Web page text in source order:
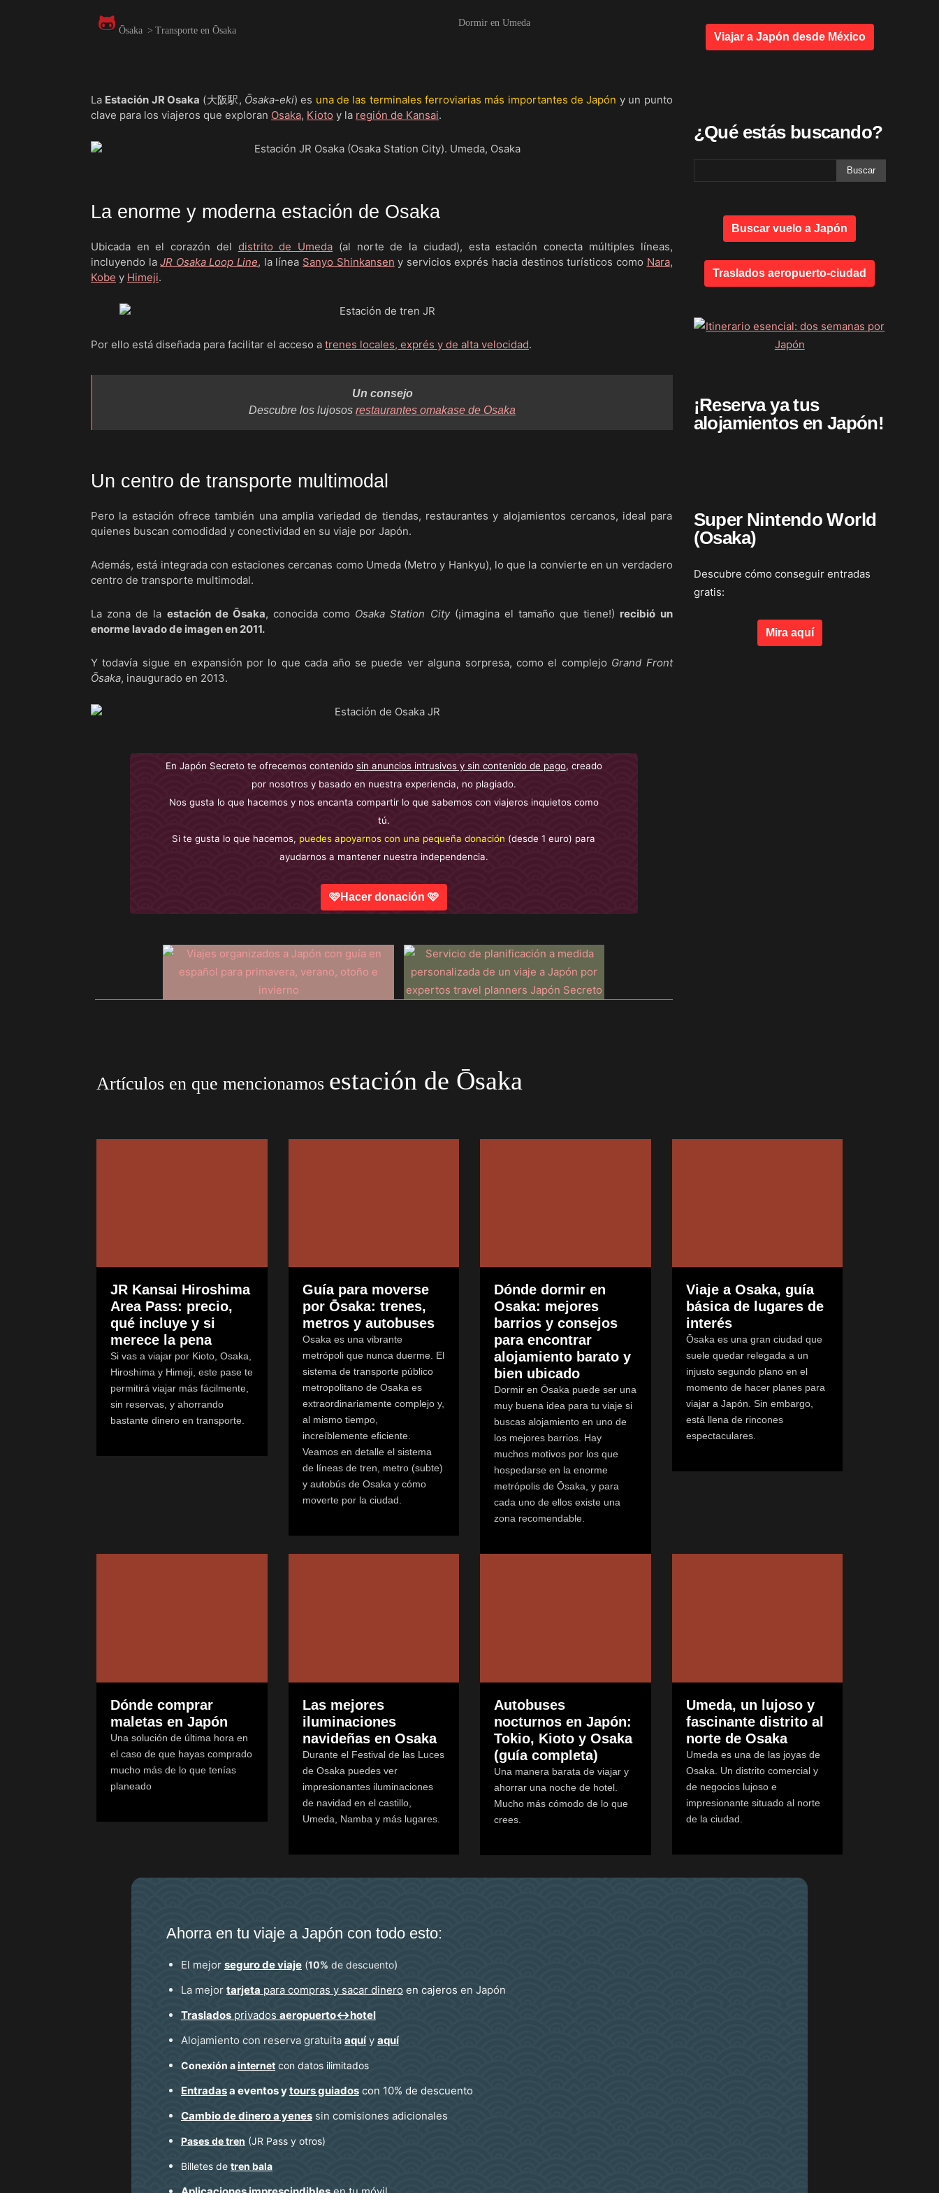
Ōsaka > Transporte en Ōsaka
Dormir en Umeda
La Estación JR Osaka (大阪駅, Ōsaka-eki) es una de las terminales ferroviarias más importantes de Japón y un punto
clave para los viajeros que exploran Osaka, Kioto y la región de Kansai.
La enorme y moderna estación de Osaka
Ubicada en el corazón del distrito de Umeda (al norte de la ciudad), esta estación conecta múltiples líneas,
incluyendo laJR Osaka Loop Line, la línea Sanyo Shinkansen y servicios exprés hacia destinos turísticos como Nara,
Kobe y Himeji.
Por ello está diseñada para facilitar el acceso a trenes locales, exprés y de alta velocidad.
Un consejo
Descubre los lujososrestaurantes omakase de Osaka
Un centro de transporte multimodal
Pero la estación ofrece también una amplia variedad de tiendas, restaurantes y alojamientos cercanos, ideal para
quienes buscan comodidad y conectividad en su viaje por Japón.
Además, está integrada con estaciones cercanas como Umeda (Metro y Hankyu), lo que la convierte en un verdadero
centro de transporte multimodal.
La zona de la estación de Ōsaka, conocida como Osaka Station City(¡imagina el tamaño que tiene!) recibió un
enorme lavado de imagen en 2011.
Y todavía sigue en expansión por lo que cada año se puede ver alguna sorpresa, como el complejo Grand Front
Ōsaka, inaugurado en 2013.
En Japón Secreto te ofrecemos contenido sin anuncios intrusivos y sin contenido de pago, creado
por nosotros y basado en nuestra experiencia, no plagiado.
Nos gusta lo que hacemos y nos encanta compartir lo que sabemos con viajeros inquietos como
tú.
Si te gusta lo que hacemos, puedes apoyarnos con una pequeña donación (desde 1 euro) para
ayudarnos a mantener nuestra independencia.
🩷Hacer donación 🩷
Viajar a Japón desde México
¿Qué estás buscando?
Buscar vuelo a Japón
Traslados aeropuerto-ciudad
¡Reserva ya tus
alojamientos en Japón!
Super Nintendo World
(Osaka)
Descubre cómo conseguir entradas
gratis:
Mira aquí
Artículos en que mencionamos estación de Ōsaka
JR Kansai Hiroshima
Area Pass: precio,
qué incluye y si
merece la pena
Si vas a viajar por Kioto, Osaka,
Hiroshima y Himeji, este pase te
permitirá viajar más fácilmente,
sin reservas, y ahorrando
bastante dinero en transporte.
Guía para moverse
por Ōsaka: trenes,
metros y autobuses
Osaka es una vibrante
metrópoli que nunca duerme. El
sistema de transporte público
metropolitano de Osaka es
extraordinariamente complejo y,
al mismo tiempo,
increíblemente eficiente.
Veamos en detalle el sistema
de líneas de tren, metro (subte)
y autobús de Osaka y cómo
moverte por la ciudad.
Dónde dormir en
Osaka: mejores
barrios y consejos
para encontrar
alojamiento barato y
bien ubicado
Dormir en Ōsaka puede ser una
muy buena idea para tu viaje si
buscas alojamiento en uno de
los mejores barrios. Hay
muchos motivos por los que
hospedarse en la enorme
metrópolis de Ōsaka, y para
cada uno de ellos existe una
zona recomendable.
Viaje a Osaka, guía
básica de lugares de
interés
Ōsaka es una gran ciudad que
suele quedar relegada a un
injusto segundo plano en el
momento de hacer planes para
viajar a Japón. Sin embargo,
está llena de rincones
espectaculares.
Dónde comprar
maletas en Japón
Una solución de última hora en
el caso de que hayas comprado
mucho más de lo que tenías
planeado
Las mejores
iluminaciones
navideñas en Osaka
Durante el Festival de las Luces
de Osaka puedes ver
impresionantes iluminaciones
de navidad en el castillo,
Umeda, Namba y más lugares.
Autobuses
nocturnos en Japón:
Tokio, Kioto y Osaka
(guía completa)
Una manera barata de viajar y
ahorrar una noche de hotel.
Mucho más cómodo de lo que
crees.
Umeda, un lujoso y
fascinante distrito al
norte de Osaka
Umeda es una de las joyas de
Osaka. Un distrito comercial y
de negocios lujoso e
impresionante situado al norte
de la ciudad.
Ahorra en tu viaje a Japón con todo esto:
El mejor seguro de viaje (10% de descuento)
La mejor tarjeta para compras y sacar dinero en cajeros en Japón
Traslados privados aeropuerto↔hotel
Alojamiento con reserva gratuita aquíy aquí
Conexión ainternet con datos ilimitados
Entradasa eventos ytours guiados con 10% de descuento
Cambio de dinero a yenes sin comisiones adicionales
Pases de tren (JR Pass y otros)
Billetes de tren bala